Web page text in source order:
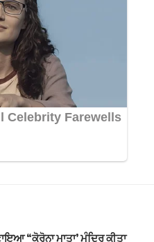
“ਕੋਰੋਨਾ ਮਾਤਾ’ ਮੰਦਿਰ ਕੀਤਾ